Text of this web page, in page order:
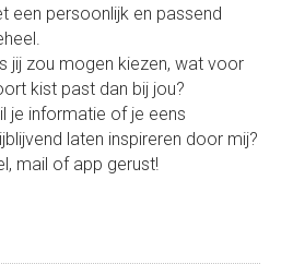
een persoonlijk en passend
jij zou mogen kiezen, wat voor
kist past dan bij jou?
je informatie of je eens
laten inspireren door mij?
mail of app gerust!